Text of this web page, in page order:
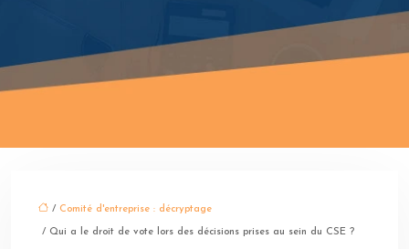
/ Comité d'entreprise : décryptage
/ Qui a le droit de vote lors des décisions prises au sein du CSE ?